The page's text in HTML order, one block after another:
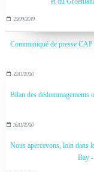
23/09/2019
Communiqué de presse
23/11/2020
Bilan des dédommagements
16/11/2020
Nous apercevons, loin dans
Bay